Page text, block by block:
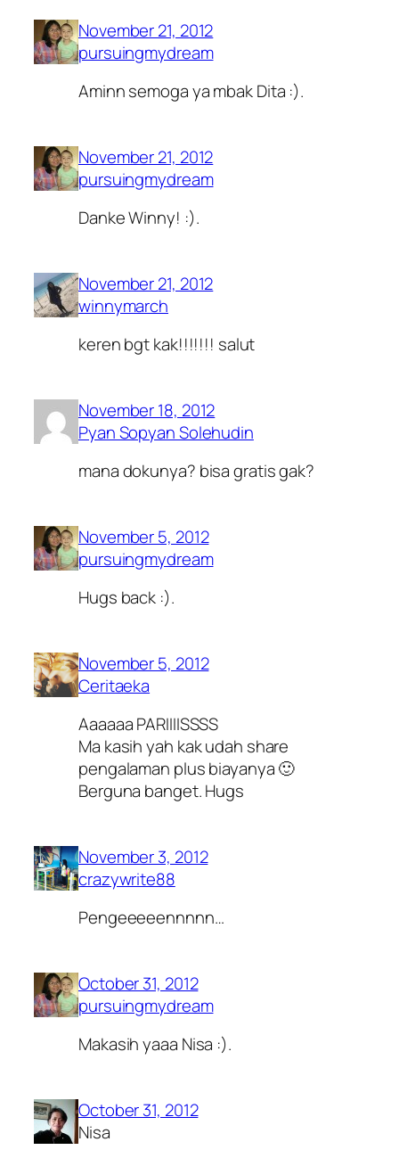
November 21, 2012
pursuingmydream
Aminn semoga ya mbak Dita :).
November 21, 2012
pursuingmydream
Danke Winny! :).
November 21, 2012
winnymarch
keren bgt kak!!!!!!! salut
November 18, 2012
Pyan Sopyan Solehudin
mana dokunya? bisa gratis gak?
November 5, 2012
pursuingmydream
Hugs back :).
November 5, 2012
Ceritaeka
Aaaaaa PARIIIISSSS
Ma kasih yah kak udah share
pengalaman plus biayanya 🙂
Berguna banget. Hugs
November 3, 2012
crazywrite88
Pengeeeeennnnn…
October 31, 2012
pursuingmydream
Makasih yaaa Nisa :).
October 31, 2012
Nisa